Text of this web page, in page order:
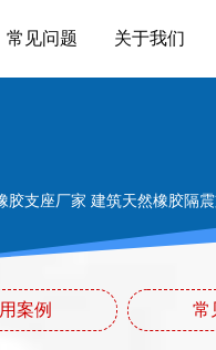
常见问题 关于我们
支座厂家 建筑天然橡胶隔
案例 常